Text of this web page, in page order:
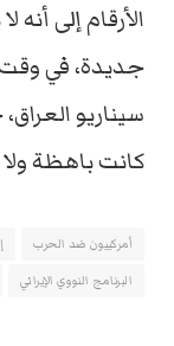
الأرقام إلى
جديدة، في وقت
سيناريو
كانت باهظة ولا
أمركييون ضد الحرب
البرنامج النووي الإيراني